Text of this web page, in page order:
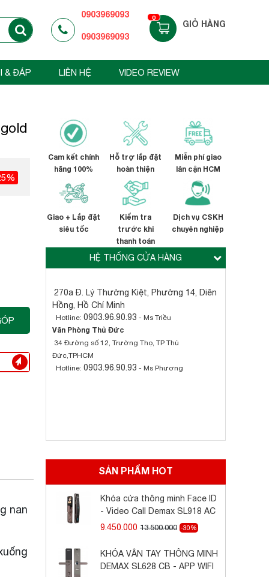
0903969093
0903969093
0
GIỎ HÀNG
& ĐÁP LIÊN HỆ VIDEO REVIEW
Cam kết chính
hãng 100%
Hỗ trợ lắp đặt
hoàn thiện
Miễn phí giao
lân cận HCM
Giao + Lắp đặt
siêu tốc
Kiểm tra
trước khi
thanh toán
Dịch vụ CSKH
chuyên nghiệp
HỆ THỐNG CỬA HÀNG
270a Đ. Lý Thường Kiệt, Phường 14, Diên
Hồng, Hồ Chí Minh
Hotline: 0903.96.90.93 - Ms Triều
Văn Phòng Thủ Đức
34 Đường số 12, Trường Thọ, TP Thủ
Đức,TPHCM
Hotline: 0903.96.90.93 - Ms Phương
nan
SẢN PHẨM HOT
Khóa cửa thông minh Face ID
- Video Call Demax SL918 AC
9.450.000 13.500.000 -30%
KHÓA VÂN TAY THÔNG MINH
DEMAX SL628 CB - APP WIFI